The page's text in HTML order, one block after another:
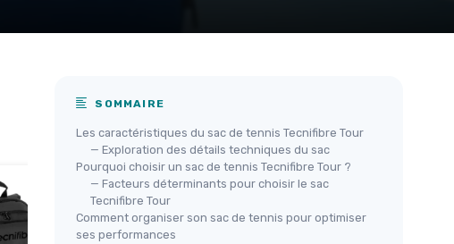
SOMMAIRE
Les caractéristiques du sac de tennis Tecnifibre Tour
— Exploration des détails techniques du sac
Pourquoi choisir un sac de tennis Tecnifibre Tour ?
— Facteurs déterminants pour choisir le sac
Tecnifibre Tour
Comment organiser son sac de tennis pour optimiser
ses performances